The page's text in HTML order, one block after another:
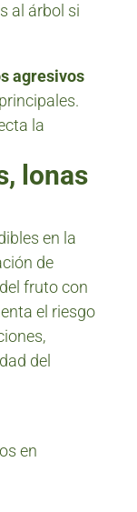
al árbol si
agresivos
la
lonas
en la
de
fruto con
el riesgo
del
en